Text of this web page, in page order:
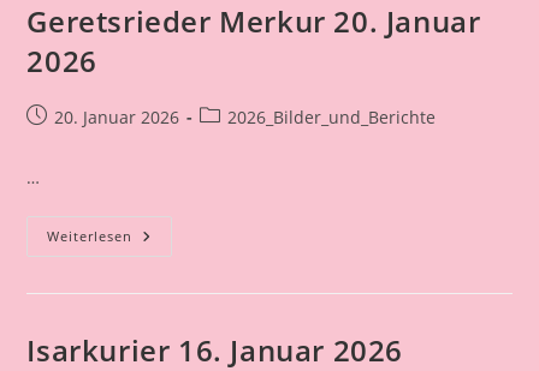
Geretsrieder Merkur 20. Januar
2026
Beitrag20. Januar 2026
Beitrags-
2026_Bilder_und_Berichte
…
Weiterlesen Geretsrieder
Merkur
Isarkurier 16. Januar 2026